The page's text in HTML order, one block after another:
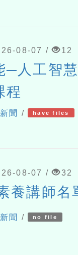
08-07 / 12
─人工智
程
聞 / have files
08-07 / 32
養講師名
聞 / no file